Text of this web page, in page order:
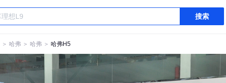
搜索
＞ 哈弗 ＞ 哈弗 ＞ 哈弗H5